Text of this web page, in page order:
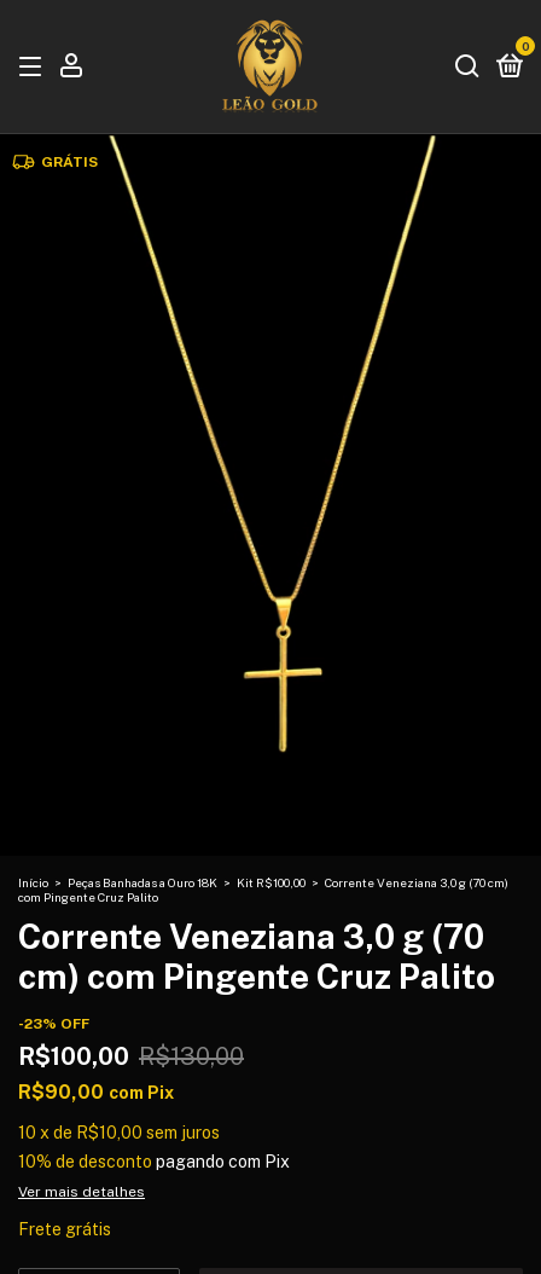
0
GRÁTIS
Início > Peças Banhadas a Ouro 18K > Kit R$100,00 > Corrente Veneziana 3,0 g (70 cm)
com Pingente Cruz Palito
Corrente Veneziana 3,0 g (70
cm) com Pingente Cruz Palito
-23% OFF
R$100,00 R$130,00
R$90,00 com Pix
10 xde R$10,00 sem juros
10% de desconto pagando com Pix
Ver mais detalhes
Frete grátis